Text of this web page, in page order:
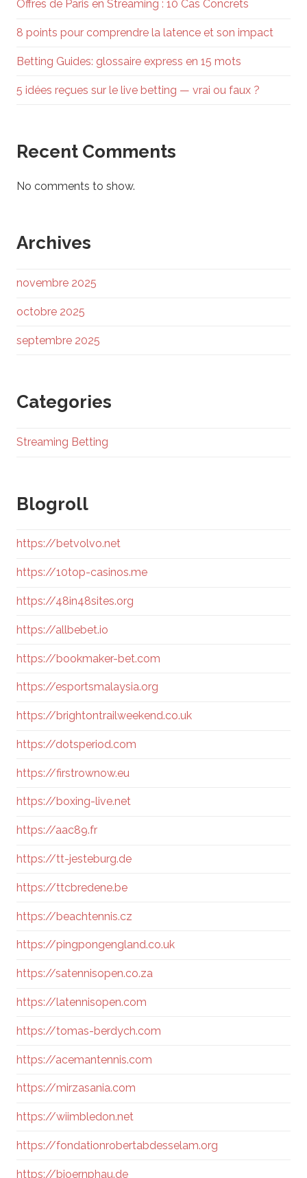
Offres de Paris en Streaming : 10 Cas Concrets
8 points pour comprendre la latence et son impact
Betting Guides: glossaire express en 15 mots
5 idées reçues sur le live betting — vrai ou faux ?
Recent Comments
No comments to show.
Archives
novembre 2025
octobre 2025
septembre 2025
Categories
Streaming Betting
Blogroll
https://betvolvo.net
https://10top-casinos.me
https://48in48sites.org
https://allbebet.io
https://bookmaker-bet.com
https://esportsmalaysia.org
https://brightontrailweekend.co.uk
https://dotsperiod.com
https://firstrownow.eu
https://boxing-live.net
https://aac89.fr
https://tt-jesteburg.de
https://ttcbredene.be
https://beachtennis.cz
https://pingpongengland.co.uk
https://satennisopen.co.za
https://latennisopen.com
https://tomas-berdych.com
https://acemantennis.com
https://mirzasania.com
https://wiimbledon.net
https://fondationrobertabdesselam.org
https://bjoernphau.de